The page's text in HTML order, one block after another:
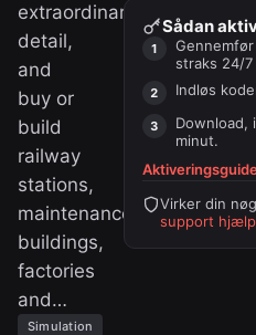
extraordinary
detail,
and
buy or
build
railway
stations,
maintenance
buildings,
factories
and…
Simulation
Sådan
straks 24/
Indløs
Download,
minut.
Virker din
support